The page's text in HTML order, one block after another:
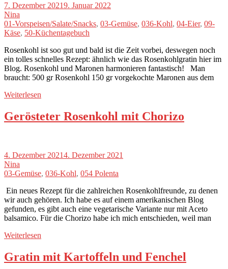
7. Dezember 20219. Januar 2022
Nina
01-Vorspeisen/Salate/Snacks, 03-Gemüse, 036-Kohl, 04-Eier, 09-
Käse, 50-Küchentagebuch
Rosenkohl ist soo gut und bald ist die Zeit vorbei, deswegen noch
ein tolles schnelles Rezept: ähnlich wie das Rosenkohlgratin hier im
Blog. Rosenkohl und Maronen harmonieren fantastisch! Man
braucht: 500 gr Rosenkohl 150 gr vorgekochte Maronen aus dem
Weiterlesen
Gerösteter Rosenkohl mit Chorizo
4. Dezember 20214. Dezember 2021
Nina
03-Gemüse, 036-Kohl, 054 Polenta
Ein neues Rezept für die zahlreichen Rosenkohlfreunde, zu denen
wir auch gehören. Ich habe es auf einem amerikanischen Blog
gefunden, es gibt auch eine vegetarische Variante nur mit Aceto
balsamico. Für die Chorizo habe ich mich entschieden, weil man
Weiterlesen
Gratin mit Kartoffeln und Fenchel